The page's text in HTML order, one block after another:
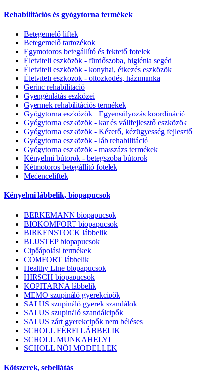
Rehabilitációs és gyógytorna termékek
Betegemelő liftek
Betegemelő tartozékok
Egymotoros betegállító és fektető fotelek
Életviteli eszközök - fürdőszoba, higiénia segéd
Életviteli eszközök - konyhai, étkezés eszközök
Életviteli eszközök - öltözködés, házimunka
Gerinc rehabilitáció
Gyengénlátás eszközei
Gyermek rehabilitációs termékek
Gyógytorna eszközök - Egyensúlyozás-koordináció
Gyógytorna eszközök - kar és vállfejlesztő eszközök
Gyógytorna eszközök - Kézerő, kézügyesség fejlesztő
Gyógytorna eszközök - láb rehabilitáció
Gyógytorna eszközök - masszázs termékek
Kényelmi bútorok - betegszoba bútorok
Kétmotoros betegállító fotelek
Medenceliftek
Kényelmi lábbelik, biopapucsok
BERKEMANN biopapucsok
BIOKOMFORT biopapucsok
BIRKENSTOCK lábbelik
BLUSTEP biopapucsok
Cipőápolási termékek
COMFORT lábbelik
Healthy Line biopapucsok
HIRSCH biopapucsok
KOPITARNA lábbelik
MEMO szupináló gyerekcipők
SALUS szupináló gyerek szandálok
SALUS szupináló szandálcipők
SALUS zárt gyerekcipők nem béléses
SCHOLL FÉRFI LÁBBELIK
SCHOLL MUNKAHELYI
SCHOLL NŐI MODELLEK
Kötszerek, sebellátás